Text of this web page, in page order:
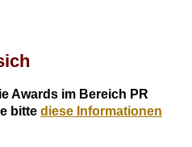
Awards im Bereich PR
bitte diese Informationen